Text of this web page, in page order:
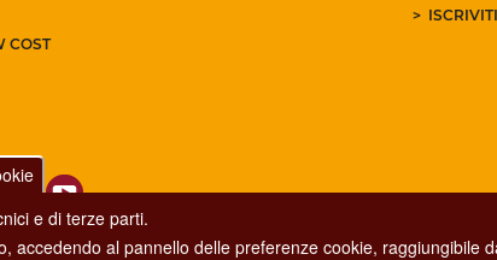
COST
e di terze parti.
al pannello delle preferenze cookie, raggiungibile